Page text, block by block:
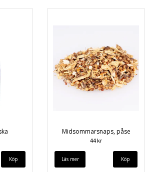
Midsommarsnaps, påse
44 kr
Läs mer